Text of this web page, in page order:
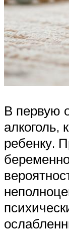
В первую
алкоголь,
ребенку.